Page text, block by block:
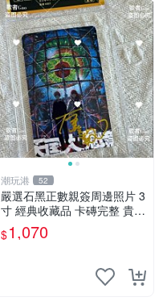
潮玩港 52
嚴選石黑正數親簽周邊照片 3
寸 經典收藏品 卡磚完整 貴重
紀念照 周邊收藏 照片
$1,070